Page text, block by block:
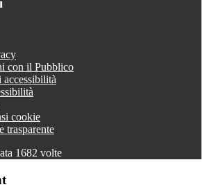
con il Pubblico
cookie
trasparente
1682 volte